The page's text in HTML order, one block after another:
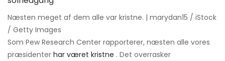
Næsten meget af dem alle var kristne. | marydan15 / iStock
/ Getty Images
Som Pew Research Center rapporterer, næsten alle vores
præsidenter har været kristne . Det overrasker